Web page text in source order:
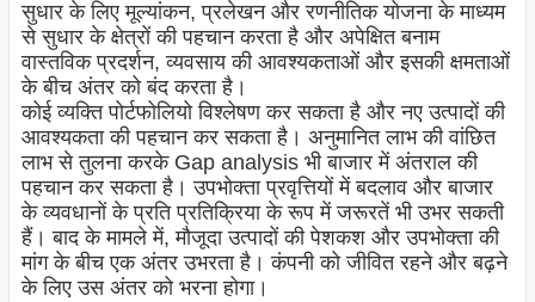
सुधार के लिए मूल्यांकन, प्रलेखन और रणनीतिक योजना के माध्यम
से सुधार के क्षेत्रों की पहचान करता है और अपेक्षित बनाम
वास्तविक प्रदर्शन, व्यवसाय की आवश्यकताओं और इसकी क्षमताओं
के बीच अंतर को बंद करता है।
कोई व्यक्ति पोर्टफोलियो विश्लेषण कर सकता है और नए उत्पादों की
आवश्यकता की पहचान कर सकता है। अनुमानित लाभ की वांछित
लाभ से तुलना करके Gap analysis भी बाजार में अंतराल की
पहचान कर सकता है। उपभोक्ता प्रवृत्तियों में बदलाव और बाजार
के व्यवधानों के प्रति प्रतिक्रिया के रूप में जरूरतें भी उभर सकती
हैं। बाद के मामले में, मौजूदा उत्पादों की पेशकश और उपभोक्ता की
मांग के बीच एक अंतर उभरता है। कंपनी को जीवित रहने और बढ़ने
के लिए उस अंतर को भरना होगा।